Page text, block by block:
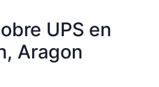
UPS en
Aragon